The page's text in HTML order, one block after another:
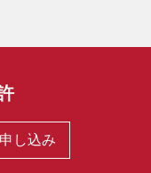
し込み